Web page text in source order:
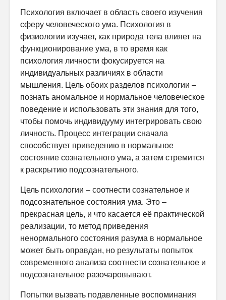
Психология включает в область своего изучения
сферу человеческого ума. Психология в
физиологии изучает, как природа тела влияет на
функционирование ума, в то время как
психология личности фокусируется на
индивидуальных различиях в области
мышления. Цель обоих разделов психологии –
познать аномальное и нормальное человеческое
поведение и использовать эти знания для того,
чтобы помочь индивидууму интегрировать свою
личность. Процесс интеграции сначала
способствует приведению в нормальное
состояние сознательного ума, а затем стремится
к раскрытию подсознательного.
Цель психологии – соотнести сознательное и
подсознательное состояния ума. Это –
прекрасная цель, и что касается её практической
реализации, то метод приведения
ненормального состояния разума в нормальное
может быть оправдан, но результаты попыток
современного анализа соотнести сознательное и
подсознательное разочаровывают.
Попытки вызвать подавленные воспоминания